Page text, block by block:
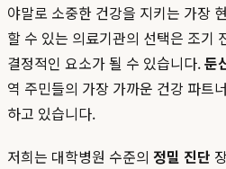
야말로 소중한 건강을 지키는 가장
할 수 있는 의료기관의 선택은 조기
결정적인 요소가 될 수 있습니다.둔
역 주민들의 가장 가까운 건강 파트
하고 있습니다.
저희는 대학병원 수준의 정밀 진단